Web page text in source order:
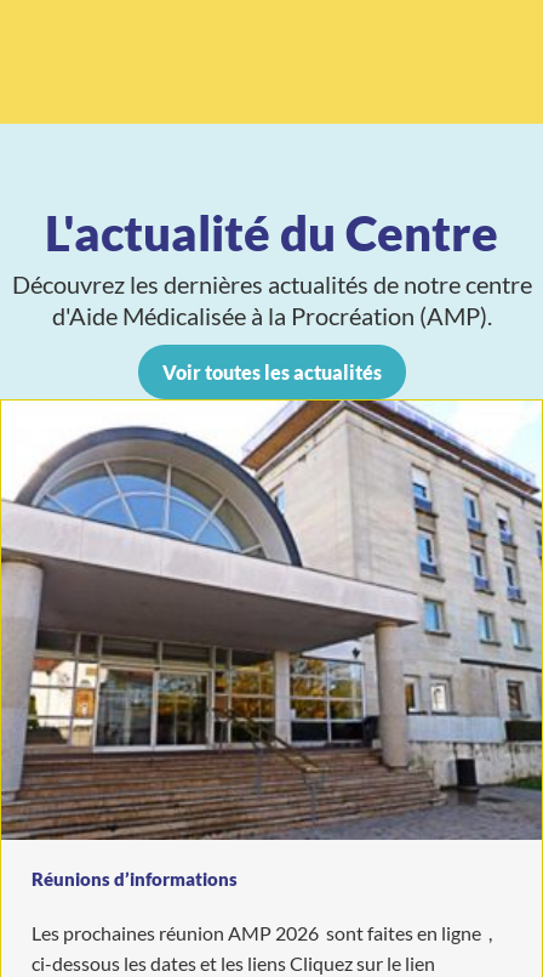
L'actualité du Centre
Découvrez les dernières actualités de notre centre
d'Aide Médicalisée à la Procréation (AMP).
Voir toutes les actualités
Réunions d’informations
Les prochaines réunion AMP 2026 sont faites en ligne ,
ci-dessous les dates et les liens Cliquez sur le lien